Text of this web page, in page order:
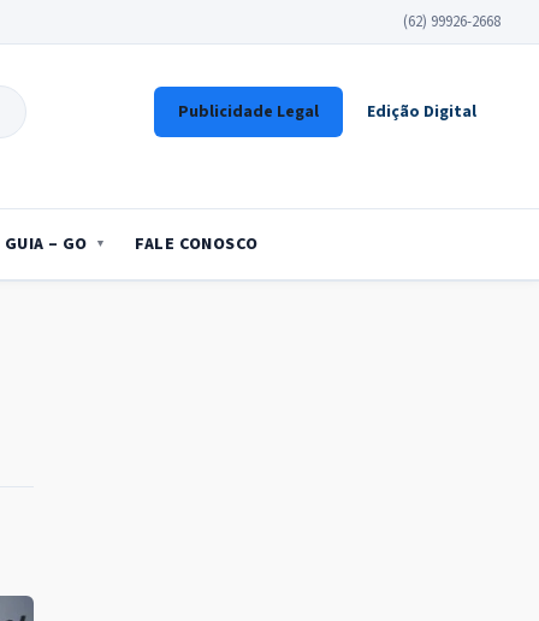
(62) 99926-2668
Publicidade Legal Edição Digital
GUIA – GO FALE CONOSCO